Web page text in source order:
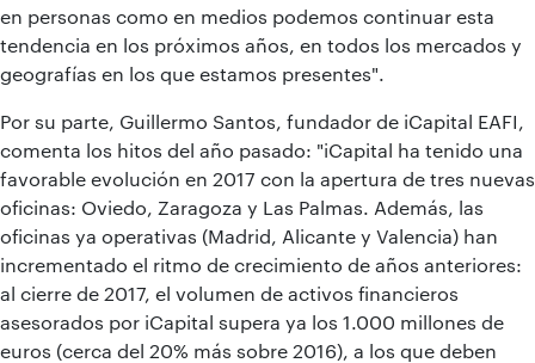
en personas como en medios podemos continuar esta
tendencia en los próximos años, en todos los mercados y
geografías en los que estamos presentes".
Por su parte, Guillermo Santos, fundador de iCapital EAFI,
comenta los hitos del año pasado: "iCapital ha tenido una
favorable evolución en 2017 con la apertura de tres nuevas
oficinas: Oviedo, Zaragoza y Las Palmas. Además, las
oficinas ya operativas (Madrid, Alicante y Valencia) han
incrementado el ritmo de crecimiento de años anteriores:
al cierre de 2017, el volumen de activos financieros
asesorados por iCapital supera ya los 1.000 millones de
euros (cerca del 20% más sobre 2016), a los que deben